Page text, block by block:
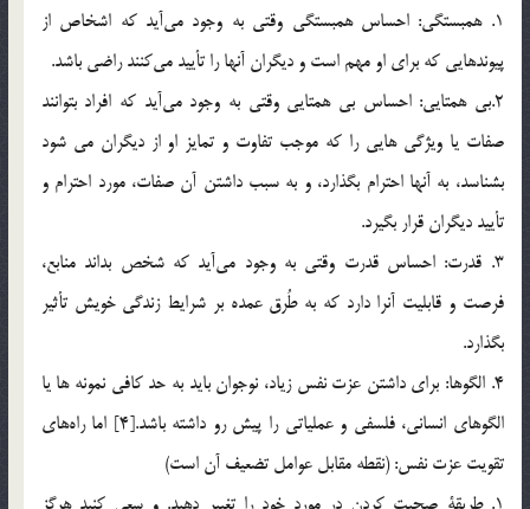
1. همبستگي: احساس همبستگي وقتي به وجود مي‌آيد كه اشخاص از
پيوندهايي كه براي او مهم است و ديگران آنها را تأييد مي‌كنند راضي باشد.
2.بي همتايي: احساس بي همتايي وقتي به وجود مي‌آيد كه افراد بتوانند
صفات يا ويژگي هايي را كه موجب تفاوت و تمايز او از ديگران مي شود
بشناسد، به آنها احترام بگذارد، و به سبب داشتن آن صفات، مورد احترام و
تأييد ديگران قرار بگيرد.
3. قدرت: احساس قدرت وقتي به وجود مي‌آيد كه شخص بداند منابع،
فرصت و قابليت آنرا دارد كه به طُرق عمده بر شرايط زندگي خويش تأثير
بگذارد.
4. الگوها: براي داشتن عزت نفس زياد، نوجوان بايد به حد كافي نمونه ها يا
الگوهاي انساني، فلسفي و عملياتي را پيش رو داشته باشد.[4] اما راه‌هاي
تقويت عزت نفس: (نقطه مقابل عوامل تضعيف آن است)